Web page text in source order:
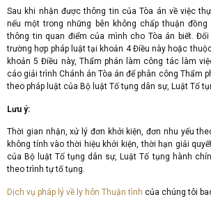
Sau khi nhận được thông tin của Tòa án về việc
nếu một trong những bên không chấp thuận
thông tin quan điểm của mình cho Tòa án biết.
trường hợp pháp luật tại khoản 4 Điều này hoặc
khoản 5 Điều này, Thẩm phán làm công tác làm
cáo giải trình Chánh án Tòa án để phân công Thẩm
theo pháp luật của Bộ luật Tố tụng dân sự, Luật Tố
Lưu ý:
Thời gian nhận, xử lý đơn khởi kiện, đơn nhu yếu
không tính vào thời hiệu khởi kiện, thời hạn giải
của Bộ luật Tố tụng dân sự, Luật Tố tụng hành
theo trình tự tố tụng.
Dịch vụ pháp lý về ly hôn Thuận tình của chúng tôi